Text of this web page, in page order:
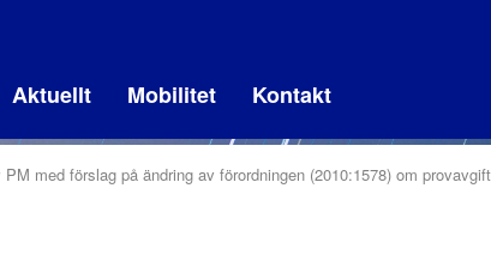
Aktuellt Mobilitet Kontakt
med förslag på ändring av förordningen (2010:1578) om